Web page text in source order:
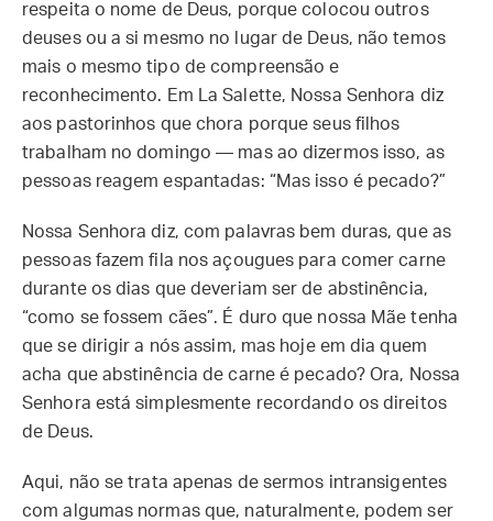
respeita o nome de Deus, porque colocou outros
deuses ou a si mesmo no lugar de Deus, não temos
mais o mesmo tipo de compreensão e
reconhecimento. Em La Salette, Nossa Senhora diz
aos pastorinhos que chora porque seus filhos
trabalham no domingo — mas ao dizermos isso, as
pessoas reagem espantadas: “Mas isso é pecado?”
Nossa Senhora diz, com palavras bem duras, que as
pessoas fazem fila nos açougues para comer carne
durante os dias que deveriam ser de abstinência,
“como se fossem cães”. É duro que nossa Mãe tenha
que se dirigir a nós assim, mas hoje em dia quem
acha que abstinência de carne é pecado? Ora, Nossa
Senhora está simplesmente recordando os direitos
de Deus.
Aqui, não se trata apenas de sermos intransigentes
com algumas normas que, naturalmente, podem ser